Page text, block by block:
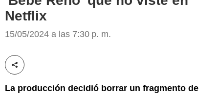
Netflix
15/05/2024 a las 7:30 p. m.
Compartir esta noticia
La producción decidió borrar un fragmento de